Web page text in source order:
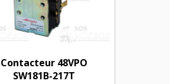
Contacteur 48VPO
SW181B-217T